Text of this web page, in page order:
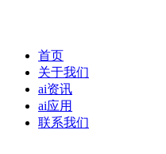
首页
关于我们
ai资讯
ai应用
联系我们